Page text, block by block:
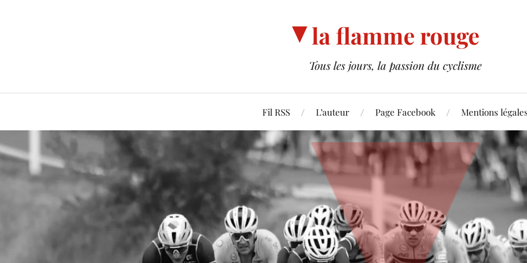
la flamme rouge
Tous les jours, la passion du cyclisme
Fil RSS L’auteur Page Facebook Mentions